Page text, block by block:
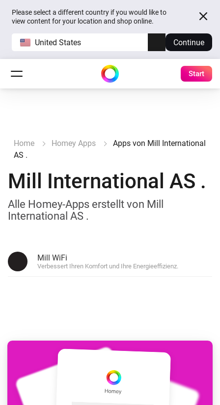
Please select a different country if you would like to
view content for your location and shop online.
United States Continue
Start
Home Homey Apps
Apps von Mill International
AS .
Mill International AS .
Alle Homey-Apps erstellt von Mill
International AS .
Mill WiFi
Verbessert Ihren Komfort und Ihre Energieeffizienz.